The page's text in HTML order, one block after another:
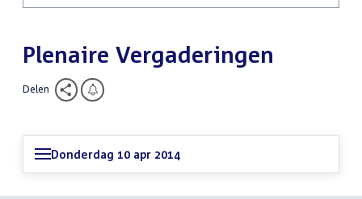
Plenaire Vergaderingen
Delen
Donderdag 10 apr 2014